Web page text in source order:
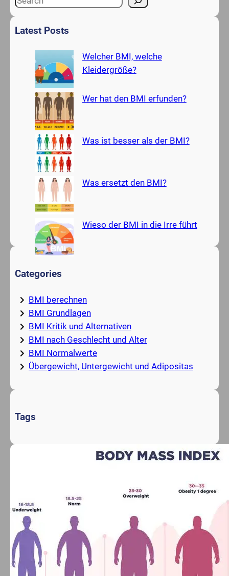
aLatest Posts
Welcher BMI, welche
Kleidergröße?
Wer hat den BMI erfunden?
Was ist besser als der BMI?
Was ersetzt den BMI?
Wieso der BMI in die Irre führt
Categories
BMI berechnen
BMI Grundlagen
BMI Kritik und Alternativen
BMI nach Geschlecht und Alter
BMI Normalwerte
Übergewicht, Untergewicht und Adipositas
Tags